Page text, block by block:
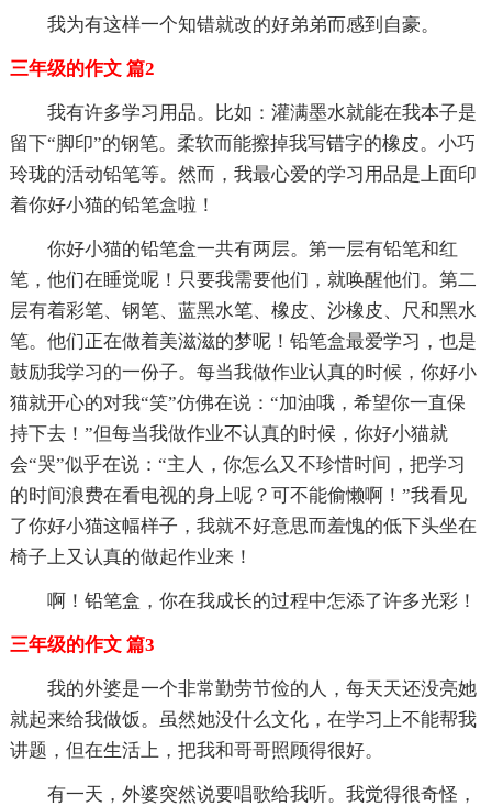
我为有这样一个知错就改的好弟弟而感到自豪。
三年级的作文 篇2
我有许多学习用品。比如：灌满墨水就能在我本子是
留下“脚印”的钢笔。柔软而能擦掉我写错字的橡皮。小巧
玲珑的活动铅笔等。然而，我最心爱的学习用品是上面印
着你好小猫的铅笔盒啦！
你好小猫的铅笔盒一共有两层。第一层有铅笔和红
笔，他们在睡觉呢！只要我需要他们，就唤醒他们。第二
层有着彩笔、钢笔、蓝黑水笔、橡皮、沙橡皮、尺和黑水
笔。他们正在做着美滋滋的梦呢！铅笔盒最爱学习，也是
鼓励我学习的一份子。每当我做作业认真的时候，你好小
猫就开心的对我“笑”仿佛在说：“加油哦，希望你一直保
持下去！”但每当我做作业不认真的时候，你好小猫就
会“哭”似乎在说：“主人，你怎么又不珍惜时间，把学习
的时间浪费在看电视的身上呢？可不能偷懒啊！”我看见
了你好小猫这幅样子，我就不好意思而羞愧的低下头坐在
椅子上又认真的做起作业来！
啊！铅笔盒，你在我成长的过程中怎添了许多光彩！
三年级的作文 篇3
我的外婆是一个非常勤劳节俭的人，每天天还没亮她
就起来给我做饭。虽然她没什么文化，在学习上不能帮我
讲题，但在生活上，把我和哥哥照顾得很好。
有一天，外婆突然说要唱歌给我听。我觉得很奇怪，